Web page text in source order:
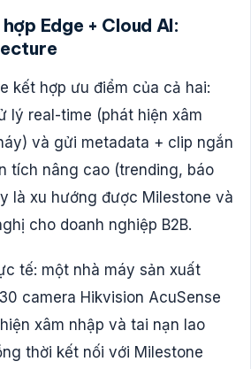
Edge + Cloud AI:
kết hợp ưu điểm của cả hai:
lý real-time (phát hiện xâm
và gửi metadata + clip ngắn
tích nâng cao (trending, báo
là xu hướng được Milestone và
cho doanh nghiệp B2B.
tế: một nhà máy sản xuất
camera Hikvision AcuSense
xâm nhập và tai nạn lao
thời kết nối với Milestone